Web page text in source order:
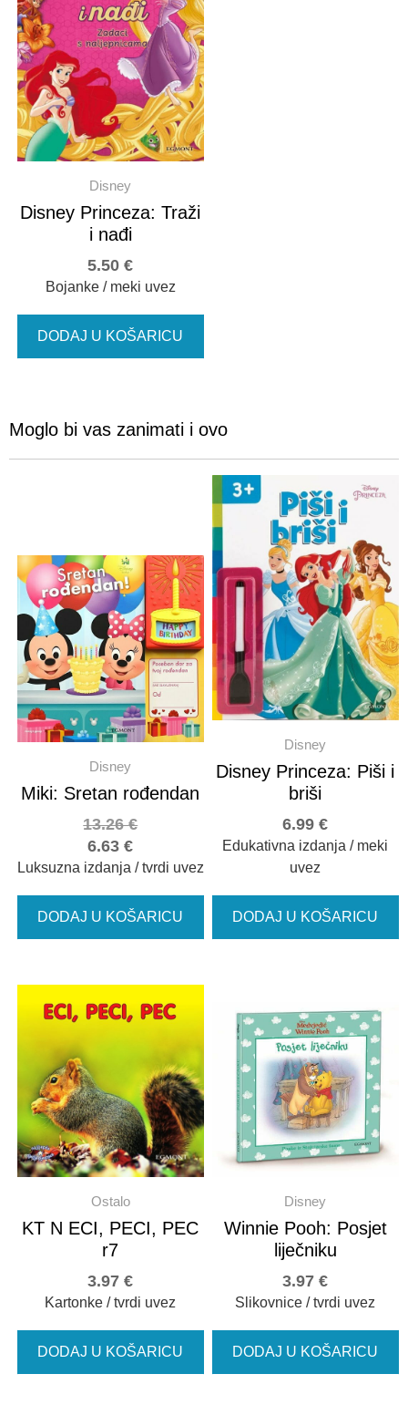
Disney
Disney Princeza: Traži
i nađi
5.50€
Bojanke / meki uvez
DODAJ U KOŠARICU
Moglo bi vas zanimati i ovo
Disney
Miki: Sretan rođendan
6.63€
13.26€
Luksuzna izdanja / tvrdi uvez
DODAJ U KOŠARICU
Disney
Disney Princeza: Piši i
briši
6.99€
Edukativna izdanja / meki
uvez
DODAJ U KOŠARICU
Ostalo
KT N ECI, PECI, PEC
r7
3.97€
Kartonke / tvrdi uvez
DODAJ U KOŠARICU
Disney
Winnie Pooh: Posjet
liječniku
3.97€
Slikovnice / tvrdi uvez
DODAJ U KOŠARICU